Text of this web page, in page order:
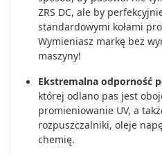
ZRS DC, ale by
standardowymi kołami
Wymieniasz markę bez
maszyny!
Ekstremalna odporność
której odlano pas jest
promieniowanie UV, a
rozpuszczalniki, oleje
chemię.